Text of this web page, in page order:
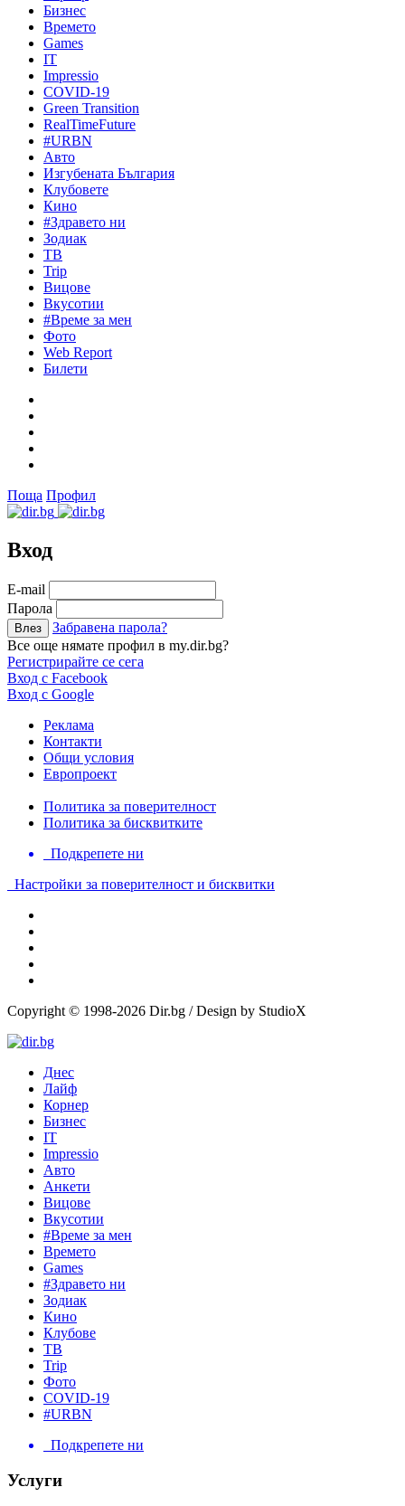
Бизнес
Времето
Games
IT
Impressio
COVID-19
Green Transition
RealTimeFuture
#URBN
Авто
Изгубената България
Клубовете
Кино
#Здравето ни
Зодиак
ТВ
Trip
Вицове
Вкусотии
#Време за мен
Фото
Web Report
Билети
Поща Профил
Вход
Е-mail
Парола
Забравена парола?
Все още нямате профил в my.dir.bg?
Регистрирайте се сега
Вход с Facebook
Вход с Google
Реклама
Контакти
Общи условия
Европроект
Политика за поверителност
Политика за бисквитките
Подкрепете ни
Настройки за поверителност и бисквитки
Copyright © 1998-2026 Dir.bg / Design by StudioX
Днес
Лайф
Корнер
Бизнес
IT
Impressio
Авто
Анкети
Вицове
Вкусотии
#Време за мен
Времето
Games
#Здравето ни
Зодиак
Кино
Клубове
ТВ
Trip
Фото
COVID-19
#URBN
Подкрепете ни
Услуги